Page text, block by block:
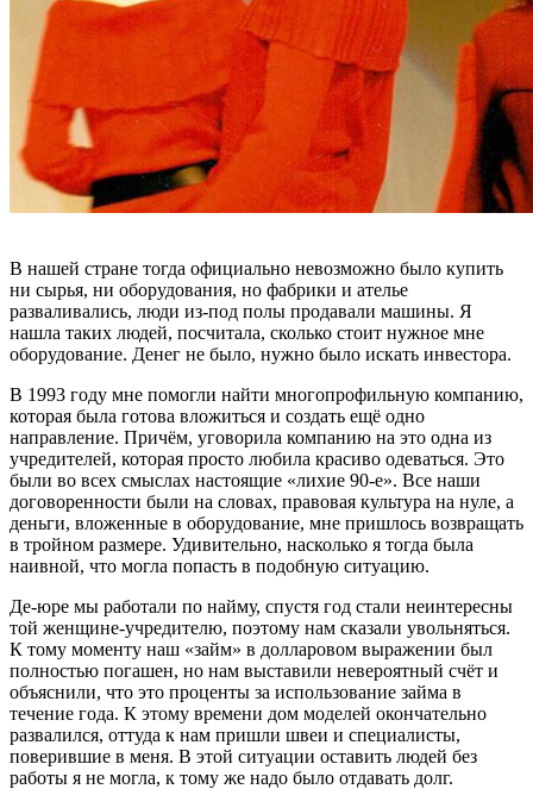
В нашей стране тогда официально невозможно было купить
ни сырья, ни оборудования, но фабрики и ателье
разваливались, люди из-под полы продавали машины. Я
нашла таких людей, посчитала, сколько стоит нужное мне
оборудование. Денег не было, нужно было искать инвестора.
В 1993 году мне помогли найти многопрофильную компанию,
которая была готова вложиться и создать ещё одно
направление. Причём, уговорила компанию на это одна из
учредителей, которая просто любила красиво одеваться. Это
были во всех смыслах настоящие «лихие 90-е». Все наши
договоренности были на словах, правовая культура на нуле, а
деньги, вложенные в оборудование, мне пришлось возвращать
в тройном размере. Удивительно, насколько я тогда была
наивной, что могла попасть в подобную ситуацию.
Де-юре мы работали по найму, спустя год стали неинтересны
той женщине-учредителю, поэтому нам сказали увольняться.
К тому моменту наш «займ» в долларовом выражении был
полностью погашен, но нам выставили невероятный счёт и
объяснили, что это проценты за использование займа в
течение года. К этому времени дом моделей окончательно
развалился, оттуда к нам пришли швеи и специалисты,
поверившие в меня. В этой ситуации оставить людей без
работы я не могла, к тому же надо было отдавать долг.